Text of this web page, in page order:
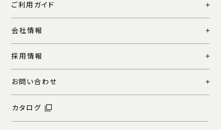
ご利用ガイド
会社情報
採用情報
お問い合わせ
カタログ